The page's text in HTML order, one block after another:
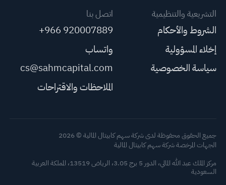
التشريعية والتنظيمية
الشروط والأحكام
إخلاء المسؤولية
سياسة الخصوصية
اتصل بنا
+966 920007889
واتساب
cs@sahmcapital.com
الملاحظات والاقتراحات
جميع الحقوق محفوظة لدى شركة سهم كابيتال المالية © 2026
الجهات المرخصة شركة سهم كابيتال المالية
مركز الملك عبد الله المالي، الدور 5 برج 3.05، الرياض 13519، المملكة العربية
السعودية